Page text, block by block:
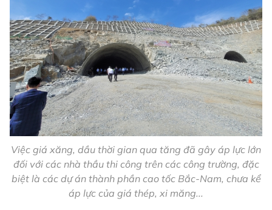
Việc giá xăng, dầu thời gian qua tăng đã gây áp lực lớn
đối với các nhà thầu thi công trên các công trường, đặc
biệt là các dự án thành phần cao tốc Bắc-Nam, chưa kể
áp lực của giá thép, xi măng...